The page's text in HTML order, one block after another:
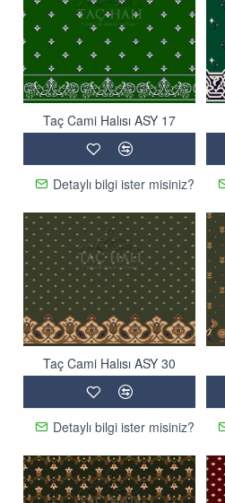
Taç Cami Halısı ASY 17
Detaylı bilgi ister misiniz?
Taç Cami Halısı ASY 30
Detaylı bilgi ister misiniz?